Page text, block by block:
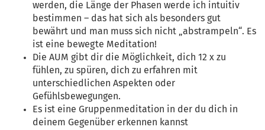
werden, die Länge der Phasen werde ich intuitiv
bestimmen – das hat sich als besonders gut
bewährt und man muss sich nicht „abstrampeln“. Es
ist eine bewegte Meditation!
Die AUM gibt dir die Möglichkeit, dich 12 x zu
fühlen, zu spüren, dich zu erfahren mit
unterschiedlichen Aspekten oder
Gefühlsbewegungen.
Es ist eine Gruppenmeditation in der du dich in
deinem Gegenüber erkennen kannst